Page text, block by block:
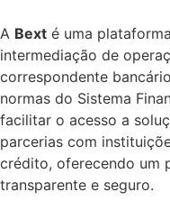
A Bext é uma
intermediação de
correspondente
normas do Sistema
facilitar o acesso a
parcerias com
crédito, oferecendo um
transparente e seguro.